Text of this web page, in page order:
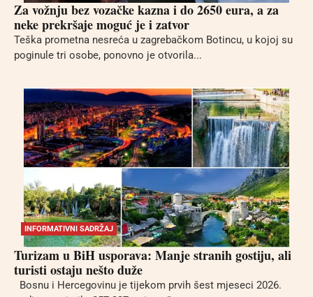
Za vožnju bez vozačke kazna i do 2650 eura, a za
neke prekršaje moguć je i zatvor
Teška prometna nesreća u zagrebačkom Botincu, u kojoj su
poginule tri osobe, ponovno je otvorila...
INFORMATIVNI SADRŽAJ
Turizam u BiH usporava: Manje stranih gostiju, ali
turisti ostaju nešto duže
Bosnu i Hercegovinu je tijekom prvih šest mjeseci 2026.